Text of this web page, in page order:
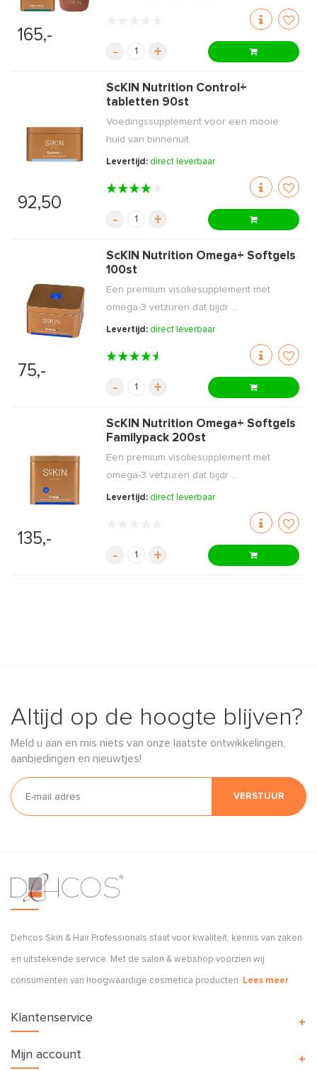
165,-
- +
92,50
ScKIN Nutrition Control+
tabletten 90st
Voedingssupplement voor een mooie
huid van binnenuit.
Levertijd: direct leverbaar
- +
75,-
ScKIN Nutrition Omega+ Softgels
100st
Een premium visoliesupplement met
omega-3 vetzuren dat bijdr ...
Levertijd: direct leverbaar
- +
135,-
ScKIN Nutrition Omega+ Softgels
Familypack 200st
Een premium visoliesupplement met
omega-3 vetzuren dat bijdr ...
Levertijd: direct leverbaar
- +
Altijd op de hoogte blijven?
Meld u aan en mis niets van onze laatste ontwikkelingen,
aanbiedingen en nieuwtjes!
VERSTUUR
Dehcos Skin & Hair Professionals staat voor kwaliteit, kennis van zaken
en uitstekende service. Met de salon & webshop voorzien wij
consumenten van hoogwaardige cosmetica producten. Lees meer
Klantenservice
Mijn account